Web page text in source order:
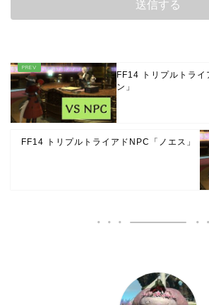
FF14 トリプルトラ
ン」
FF14 トリプルトライアドNPC「ノエス」